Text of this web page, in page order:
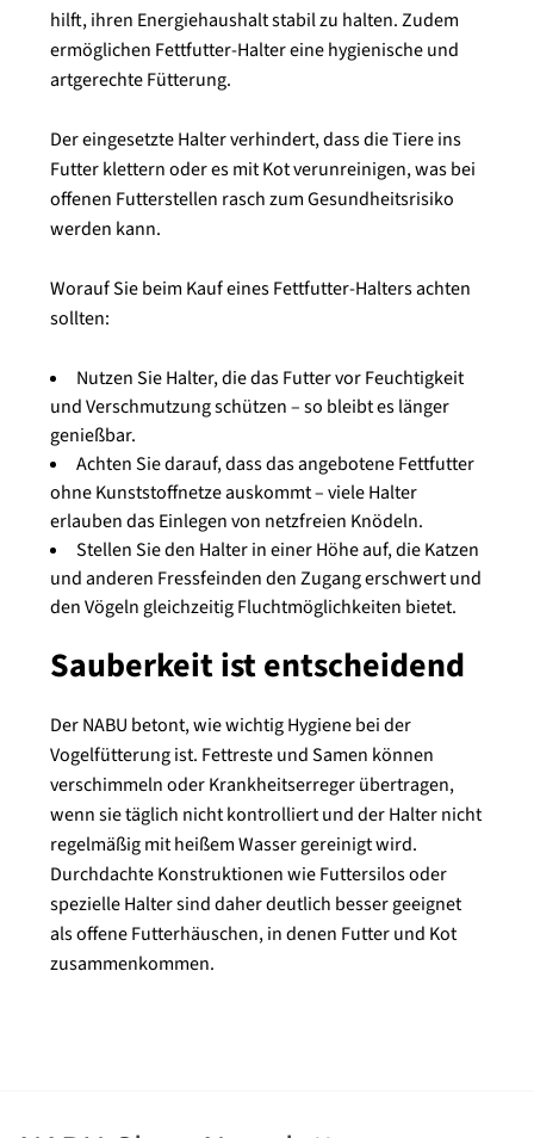
hilft, ihren Energiehaushalt stabil zu halten. Zudem
ermöglichen Fettfutter-Halter eine hygienische und
artgerechte Fütterung.
Der eingesetzte Halter verhindert, dass die Tiere ins
Futter klettern oder es mit Kot verunreinigen, was bei
offenen Futterstellen rasch zum Gesundheitsrisiko
werden kann.
Worauf Sie beim Kauf eines Fettfutter-Halters achten
sollten:
Nutzen Sie Halter, die das Futter vor Feuchtigkeit
und Verschmutzung schützen – so bleibt es länger
genießbar.
Achten Sie darauf, dass das angebotene Fettfutter
ohne Kunststoffnetze auskommt – viele Halter
erlauben das Einlegen von netzfreien Knödeln.
Stellen Sie den Halter in einer Höhe auf, die Katzen
und anderen Fressfeinden den Zugang erschwert und
den Vögeln gleichzeitig Fluchtmöglichkeiten bietet.
Sauberkeit ist entscheidend
Der NABU betont, wie wichtig Hygiene bei der
Vogelfütterung ist. Fettreste und Samen können
verschimmeln oder Krankheitserreger übertragen,
wenn sie täglich nicht kontrolliert und der Halter nicht
regelmäßig mit heißem Wasser gereinigt wird.
Durchdachte Konstruktionen wie Futtersilos oder
spezielle Halter sind daher deutlich besser geeignet
als offene Futterhäuschen, in denen Futter und Kot
zusammenkommen.